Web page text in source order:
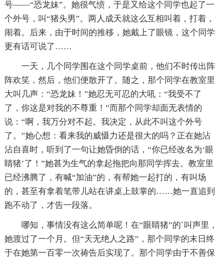
号——“恐龙妹”。她很气愤，于是又给这个同学也起了一
个外号，叫“猪头男”。两人成天就这么互相叫着，打着，
闹着。后来，由于时间的推移，她戴上了眼镜，这个同学
更有话可说了……
一天，几个同学围在这个同学桌前，他们不时传出阵
阵欢笑，然后，他们便散开了。随之，那个同学在教室里
大叫几声：“恐龙妹！”她忍无可忍的大吼：“我受不了
了，你这是对我的不尊重！”而那个同学却面无表情的
说：“啊，我万分对不起。我决定，从此不叫这个外号
了。”她心想：看来我的威慑力还是很大的吗？正在她沾
沾自喜时，听到了一句让她昏倒的话，“你已经改名为‘眼
睛猪’了！”她甚为生气的拿起拖把向那同学挥去。教室里
已经沸腾了，有喊“加油”的，有帮她一起打的，有叫场
的，甚至有拿着笔带儿站在讲桌上鼓掌的……她一直追到
跑不动了，才告一段落。
哪知，事情没有这么简单呢！在“眼睛猪”的`叫声里，
她渡过了一个月。但“天无绝人之路”，那个同学的末日终
于在她第一百零一次祷告后实现了。那个同学由于不善保